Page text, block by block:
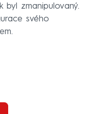
byl zmanipulovaný.
svého